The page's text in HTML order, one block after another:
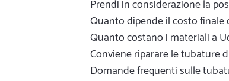
Prendi in considerazione la
Quanto dipende il costo finale
Quanto costano i materiali a
Conviene riparare le tubature
Domande frequenti sulle